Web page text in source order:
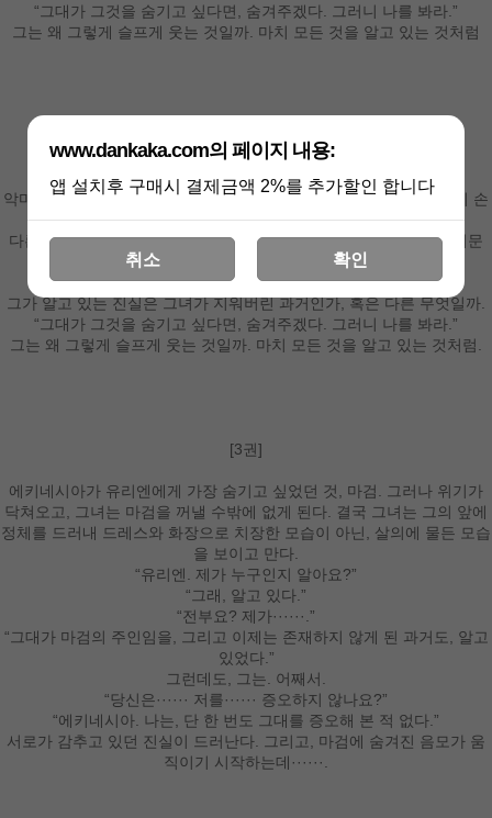
“그대가 그것을 숨기고 싶다면, 숨겨주겠다. 그러니 나를 봐라.”
그는 왜 그렇게 슬프게 웃는 것일까. 마치 모든 것을 알고 있는 것처럼
창천기사단장이자 제국의 황자, 유리엔 드 하르덴 키리에.
악마로 불렸던 에키네시아를 믿어주었던 유일한 사람. 그리고 그녀의 손
에 죽었던 사람.
다른 모습과 다른 관계로 만났는데도 그가 보이는 수상한 행동들. 의문
속에서 그와 그녀는 성녀를 구하기 위한 여정을 떠난다.
“알고 있었다.”
그가 알고 있는 진실은 그녀가 지워버린 과거인가, 혹은 다른 무엇일까.
“그대가 그것을 숨기고 싶다면, 숨겨주겠다. 그러니 나를 봐라.”
그는 왜 그렇게 슬프게 웃는 것일까. 마치 모든 것을 알고 있는 것처럼.
[3권]
에키네시아가 유리엔에게 가장 숨기고 싶었던 것, 마검. 그러나 위기가
닥쳐오고, 그녀는 마검을 꺼낼 수밖에 없게 된다. 결국 그녀는 그의 앞에
정체를 드러내 드레스와 화장으로 치장한 모습이 아닌, 살의에 물든 모습
을 보이고 만다.
“유리엔. 제가 누구인지 알아요?”
“그래, 알고 있다.”
“전부요? 제가······.”
“그대가 마검의 주인임을, 그리고 이제는 존재하지 않게 된 과거도, 알고
있었다.”
그런데도, 그는. 어째서.
“당신은······ 저를······ 증오하지 않나요?”
“에키네시아. 나는, 단 한 번도 그대를 증오해 본 적 없다.”
서로가 감추고 있던 진실이 드러난다. 그리고, 마검에 숨겨진 음모가 움
직이기 시작하는데······.
www.dankaka.com의 페이지 내용:
앱 설치후 구매시 결제금액 2%를 추가할인 합니다
취소 확인